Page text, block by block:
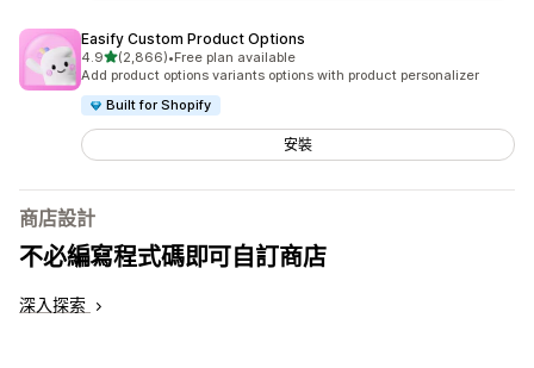
Easify Custom Product Options
4.9滿分 5 顆星
(2,866)
共有 2866 則評價
•Free plan available
Add product options variants options with product personalizer
Built for Shopify
安裝
商店設計
不必編寫程式碼即可自訂商店
深入探索